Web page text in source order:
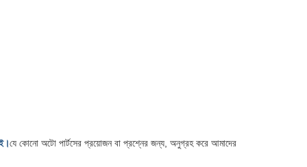
যে কোনো অটো পার্টসের প্রয়োজন বা প্রশ্নের জন্য, অনুগ্রহ করে আমাদের